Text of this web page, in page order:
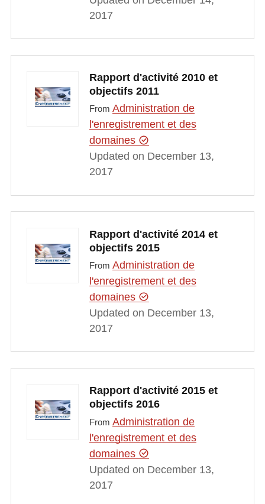
2017
Rapport d'activité 2010 et
objectifs 2011
From Administration de
l'enregistrement et des
domaines
Updated on December 13,
2017
Rapport d'activité 2014 et
objectifs 2015
From Administration de
l'enregistrement et des
domaines
Updated on December 13,
2017
Rapport d'activité 2015 et
objectifs 2016
From Administration de
l'enregistrement et des
domaines
Updated on December 13,
2017